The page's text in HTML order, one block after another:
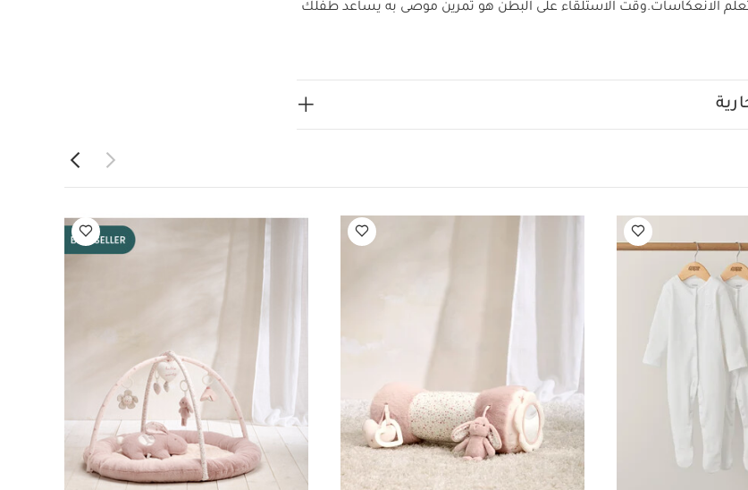
الانعكاسات.وقت الاستلقاء على البطن هو تمرين موصى به يساعد طفلك
لعبة أسد لطيفة وناعمة لوقت البطن
والأوروبية.
قد يعجبك أيضاً:طقم ألبسة قطعة واحدة بأكمام قصيرة
مفرش لعب ويلكم تو ذا وورلد بتصميم أرنب - وردي
مفرش لعب - ويلكم تو